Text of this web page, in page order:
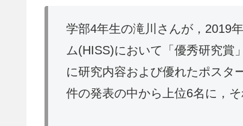
学部4年生の滝川さんが，2019
ム(HISS)において「優秀研究賞
に研究内容および優れたポスタ
件の発表の中から上位6名に，